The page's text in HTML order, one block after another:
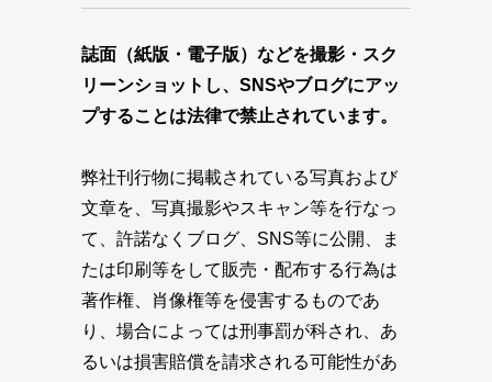
誌面（紙版・電子版）などを撮影・スク
リーンショットし、SNSやブログにアッ
プすることは法律で禁止されています。
弊社刊行物に掲載されている写真および
文章を、写真撮影やスキャン等を行なっ
て、許諾なくブログ、SNS等に公開、ま
たは印刷等をして販売・配布する行為は
著作権、肖像権等を侵害するものであ
り、場合によっては刑事罰が科され、あ
るいは損害賠償を請求される可能性があ